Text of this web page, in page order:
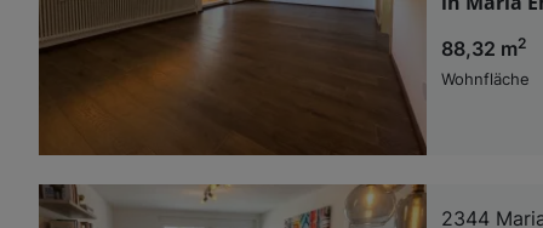
88,32 m2
Wohnfläche
2344